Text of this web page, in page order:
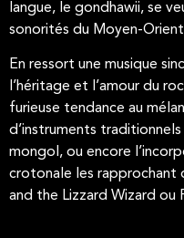
langue, le gondhawii, se
sonorités du Moyen-
En ressort une musique
l’héritage et l’amour du
furieuse tendance au
d’instruments
mongol, ou encore
crotonale les rapprochant
and the Lizzard Wizard ou